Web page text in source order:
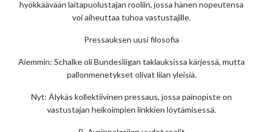
hyökkäävään laitapuolustajan rooliin, jossa hänen nopeutensa
voi aiheuttaa tuhoa vastustajille.
Pressauksen uusi filosofia
Aiemmin: Schalke oli Bundesliigan taklauksissa kärjessä, mutta
pallonmenetykset olivat liian yleisiä.
Nyt: Älykäs kollektiivinen pressaus, jossa painopiste on
vastustajan heikoimpien linkkien löytämisessä.